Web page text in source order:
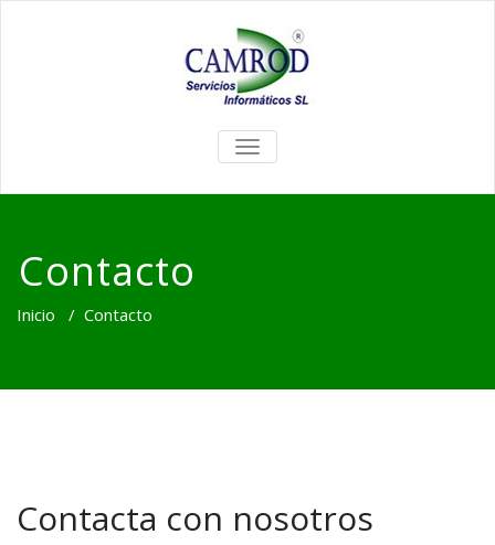
TOGGLE
Contacto
Inicio / Contacto
Contacta con nosotros